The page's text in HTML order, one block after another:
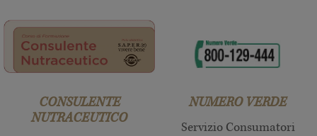
CONSULENTE
NUTRACEUTICO
NUMERO VERDE
Servizio Consumatori